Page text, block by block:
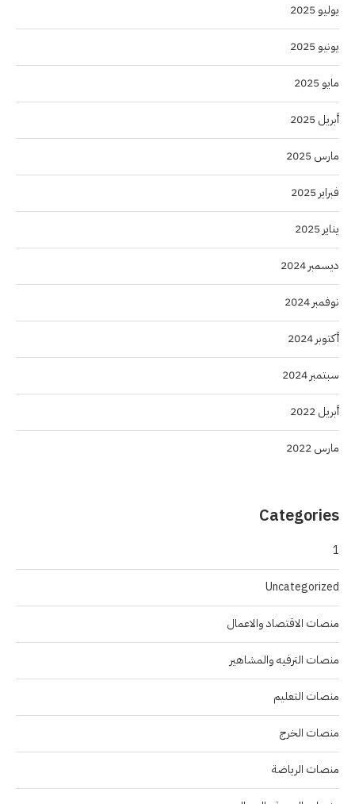
يوليو 2025
يونيو 2025
مايو 2025
أبريل 2025
مارس 2025
فبراير 2025
يناير 2025
ديسمبر 2024
نوفمبر 2024
أكتوبر 2024
سبتمبر 2024
أبريل 2022
مارس 2022
Categories
1
Uncategorized
منصات الاقتصاد والاعمال
منصات الترفيه والمشاهير
منصات التعليم
منصات الخرج
منصات الرياضة